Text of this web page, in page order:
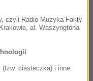
czyli Radio Muzyka Fakty
al. Waszyngtona
ciasteczka) i inne